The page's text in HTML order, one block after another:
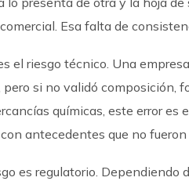
Esa falta de
el riesgo técnico. Una
si no validó composición,
químicas, este error
antecedentes que no
es regulatorio. Dependiendo